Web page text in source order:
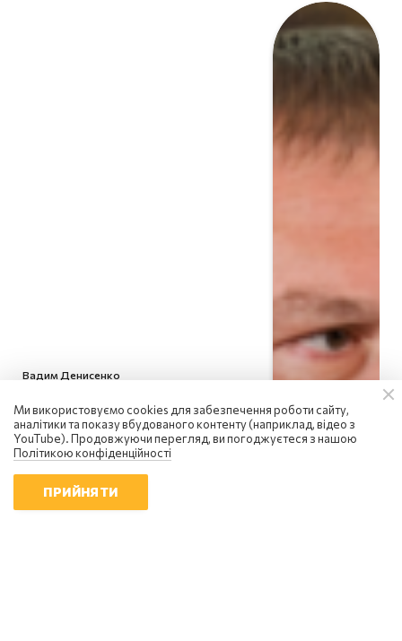
Вадим Денисенко
економічний стан: чи є вихід із
кризи
08:58 | 8.08.2026
Ми використовуємо cookies для забезпечення роботи сайту,
аналітики та показу вбудованого контенту (наприклад, відео з
YouTube). Продовжуючи перегляд, ви погоджуєтеся з нашою
Політикою конфіденційності
ПРИЙНЯТИ